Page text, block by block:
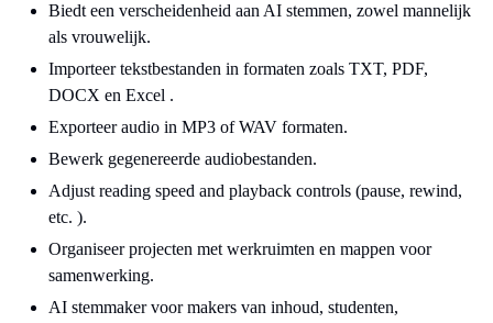
Biedt een verscheidenheid aan AI stemmen, zowel mannelijk
als vrouwelijk.
Importeer tekstbestanden in formaten zoals TXT, PDF,
DOCX en Excel .
Exporteer audio in MP3 of WAV formaten.
Bewerk gegenereerde audiobestanden.
Adjust reading speed and playback controls (pause, rewind,
etc. ).
Organiseer projecten met werkruimten en mappen voor
samenwerking.
AI stemmaker voor makers van inhoud, studenten,